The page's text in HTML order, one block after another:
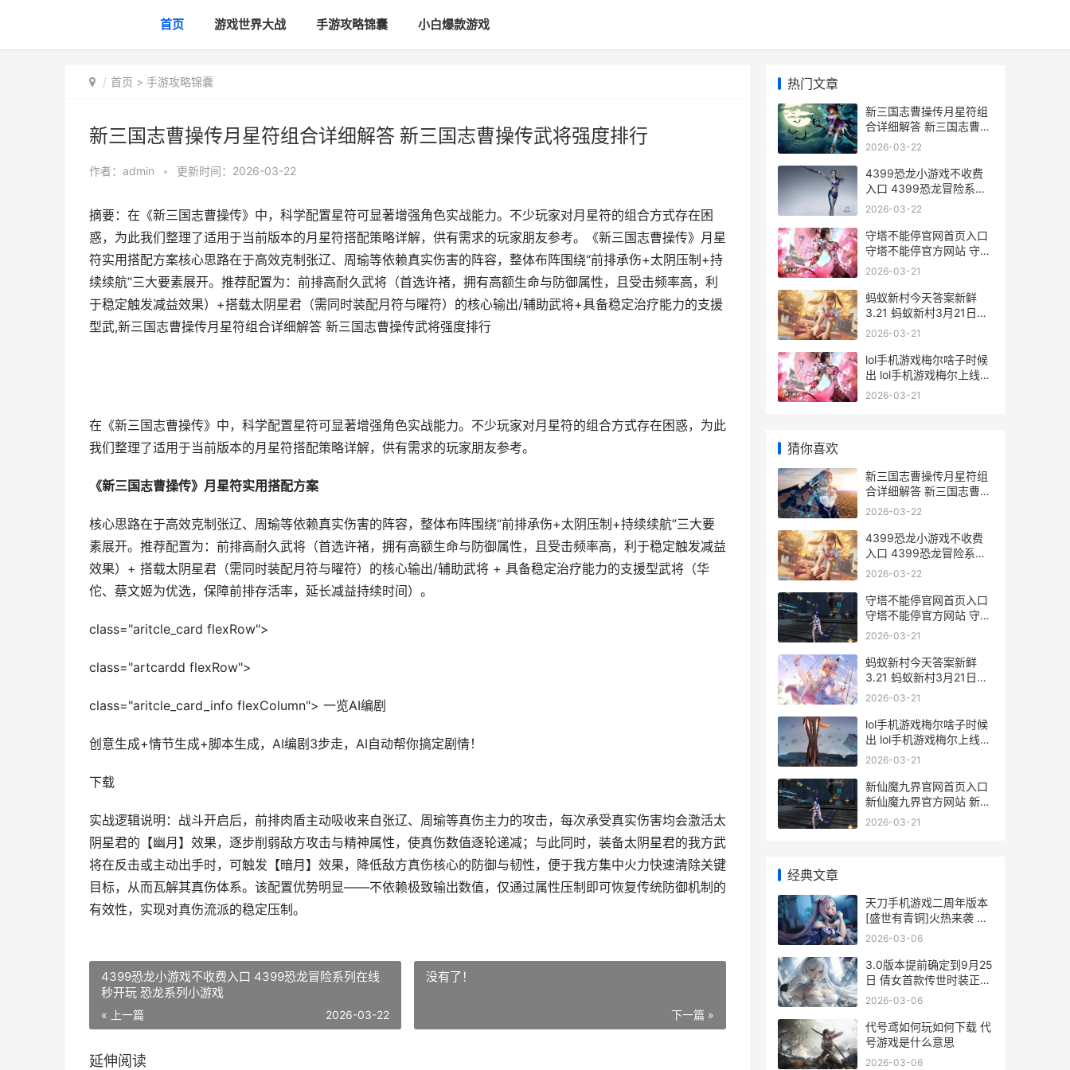
首页 游戏世界大战 手游攻略锦囊 小白爆款游戏
首页 > 手游攻略锦囊
新三国志曹操传月星符组合详细解答 新三国志曹操传武将强度排行
作者： admin • 更新时间：2026-03-22
摘要：在《新三国志曹操传》中，科学配置星符可显著增强角色实战能力。不少玩家对月星符的组合方式存在困
惑，为此我们整理了适用于当前版本的月星符搭配策略详解，供有需求的玩家朋友参考。《新三国志曹操传》月星
符实用搭配方案核心思路在于高效克制张辽、周瑜等依赖真实伤害的阵容，整体布阵围绕“前排承伤+太阴压制+持
续续航”三大要素展开。推荐配置为：前排高耐久武将（首选许褚，拥有高额生命与防御属性，且受击频率高，利
于稳定触发减益效果）+搭载太阴星君（需同时装配月符与曜符）的核心输出/辅助武将+具备稳定治疗能力的支援
型武,新三国志曹操传月星符组合详细解答 新三国志曹操传武将强度排行
在《新三国志曹操传》中，科学配置星符可显著增强角色实战能力。不少玩家对月星符的组合方式存在困惑，为此
我们整理了适用于当前版本的月星符搭配策略详解，供有需求的玩家朋友参考。
《新三国志曹操传》月星符实用搭配方案
核心思路在于高效克制张辽、周瑜等依赖真实伤害的阵容，整体布阵围绕“前排承伤+太阴压制+持续续航”三大要
素展开。推荐配置为：前排高耐久武将（首选许褚，拥有高额生命与防御属性，且受击频率高，利于稳定触发减益
效果）+ 搭载太阴星君（需同时装配月符与曜符）的核心输出/辅助武将 + 具备稳定治疗能力的支援型武将（华
佗、蔡文姬为优选，保障前排存活率，延长减益持续时间）。
class="aritcle_card flexRow">
class="artcardd flexRow">
class="aritcle_card_info flexColumn"> 一览AI编剧
创意生成+情节生成+脚本生成，AI编剧3步走，AI自动帮你搞定剧情！
下载
实战逻辑说明：战斗开启后，前排肉盾主动吸收来自张辽、周瑜等真伤主力的攻击，每次承受真实伤害均会激活太
阴星君的【幽月】效果，逐步削弱敌方攻击与精神属性，使真伤数值逐轮递减；与此同时，装备太阴星君的我方武
将在反击或主动出手时，可触发【暗月】效果，降低敌方真伤核心的防御与韧性，便于我方集中火力快速清除关键
目标，从而瓦解其真伤体系。该配置优势明显——不依赖极致输出数值，仅通过属性压制即可恢复传统防御机制的
有效性，实现对真伤流派的稳定压制。
4399恐龙小游戏不收费入口 4399恐龙冒险系列在线
秒开玩 恐龙系列小游戏
« 上一篇 2026-03-22
没有了！
下一篇 »
延伸阅读
热门文章
新三国志曹操传月星符组
合详细解答 新三国志曹操
传武将强度排行
2026-03-22
4399恐龙小游戏不收费
入口 4399恐龙冒险系列
在线秒开玩 恐龙系列小游
2026-03-22
守塔不能停官网首页入口
守塔不能停官方网站 守塔
v7.47
2026-03-21
蚂蚁新村今天答案新鲜
3.21 蚂蚁新村3月21日答
题正确答案 蚂蚁新村今天
2026-03-21
lol手机游戏梅尔啥子时候
出 lol手机游戏梅尔上线时
间 英雄联盟梅尔
2026-03-21
猜你喜欢
新三国志曹操传月星符组
合详细解答 新三国志曹操
传武将强度排行
2026-03-22
4399恐龙小游戏不收费
入口 4399恐龙冒险系列
在线秒开玩 恐龙系列小游
2026-03-22
守塔不能停官网首页入口
守塔不能停官方网站 守塔
v7.47
2026-03-21
蚂蚁新村今天答案新鲜
3.21 蚂蚁新村3月21日答
题正确答案 蚂蚁新村今天
2026-03-21
lol手机游戏梅尔啥子时候
出 lol手机游戏梅尔上线时
间 英雄联盟梅尔
2026-03-21
新仙魔九界官网首页入口
新仙魔九界官方网站 新仙
魔九界官网下载安装
2026-03-21
经典文章
天刀手机游戏二周年版本
[盛世有青铜]火热来袭 天
刀手游有app吗
2026-03-06
3.0版本提前确定到9月25
日 倩女首款传世时装正式
爆料 3.0版本提前确定怎
2026-03-06
代号鸢如何玩如何下载 代
号游戏是什么意思
2026-03-06